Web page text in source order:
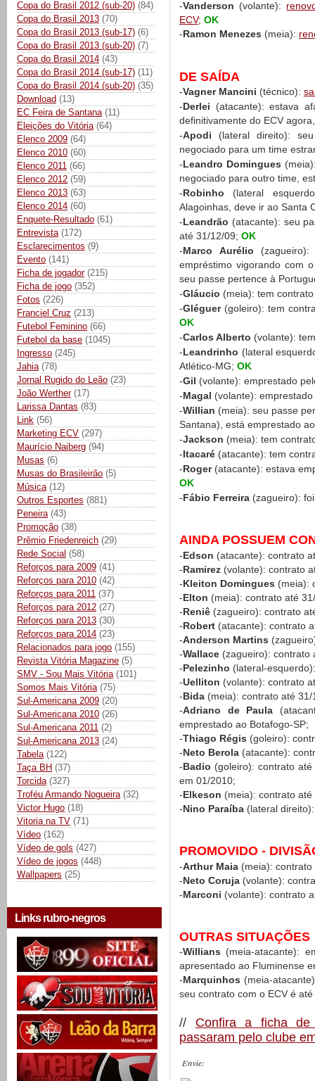
Copa do Brasil 2012 (sub-20) (84)
Copa do Brasil 2013 (70)
Copa do Brasil 2013 (sub-17) (6)
Copa do Brasil 2013 (sub-20) (7)
Copa do Brasil 2014 (43)
Copa do Brasil 2014 (sub-17) (11)
Copa do Brasil 2014 (sub-20) (35)
Download (13)
EC Feira de Santana (11)
Eleições do Vitória (64)
Elenco 2009 (64)
Elenco 2010 (60)
Elenco 2011 (66)
Elenco 2012 (59)
Elenco 2013 (63)
Elenco 2014 (60)
Enquete-Resultado (61)
Entrevista (172)
Esclarecimentos (9)
Evento (141)
Ficha de jogador (215)
Ficha de jogo (352)
Fotos (226)
Franciel Cruz (213)
Futebol Feminino (66)
Futebol da base (1045)
Ingresso (245)
Jahia (78)
Jornal Rugido do Leão (23)
João Werther (17)
Larissa Dantas (83)
Link (56)
Marketing ECV (297)
Maurício Naiberg (94)
Musas (6)
Musas do Brasileirão (5)
Música (12)
Outros Esportes (881)
Peneira (43)
Promoção (38)
Prêmio Friedenreich (29)
Rede Social (58)
Reforços para 2009 (41)
Reforços para 2010 (42)
Reforços para 2011 (37)
Reforços para 2012 (27)
Reforços para 2013 (30)
Reforços para 2014 (23)
Relacionados para jogo (155)
Revista Vitória Magazine (5)
SMV - Sou Mais Vitória (101)
Somos Mais Vitória (75)
Sul-Americana 2009 (20)
Sul-Americana 2010 (26)
Sul-Americana 2011 (2)
Sul-Americana 2013 (24)
Tabela (122)
Taça BH (37)
Torcida (327)
Troféu Armando Nogueira (32)
Victor Hugo (18)
Vitoria na TV (71)
Vídeo (162)
Vídeo de gols (427)
Vídeo de jogos (448)
Wallpapers (25)
Links rubro-negros
-Vanderson (volante):
ECV; OK
-Ramon Menezes (meia):
DE SAÍDA
-Vagner Mancini (técnico):
-Derlei (atacante): estava
definitivamente do ECV
-Apodi (lateral direito):
negociado para um time
-Leandro Domingues
negociado para outro time,
-Robinho (lateral
Alagoinhas, deve ir ao Santa
-Leandrão (atacante): seu
até 31/12/09; OK
-Marco Aurélio
empréstimo vigorando com
seu passe pertence à
-Gláucio (meia): tem
-Gléguer(goleiro): tem
OK
-Carlos Alberto (volante):
-Leandrinho (lateral
Atlético-MG; OK
-Gil (volante): emprestado
-Magal (volante):
-Willian (meia): seu passe
Santana), está emprestado
-Jackson (meia): tem
-Itacaré (atacante): tem
-Roger(atacante): estava
OK
-Fábio Ferreira (zagueiro):
AINDA POSSUEM
-Edson (atacante): contrato
-Ramirez (volante): contrato
-Kleiton Domingues (meia):
-Elton (meia): contrato até
-Reniê (zagueiro): contrato
-Robert (atacante): contrato
-Anderson Martins
-Wallace (zagueiro): contrato
-Pelezinho (lateral-
-Uelliton (volante): contrato
-Bida (meia): contrato até 31/
-Adriano de Paula
emprestado ao Botafogo-SP;
-Thiago Régis (goleiro):
-Neto Berola (atacante):
-Badio (goleiro): contrato
em 01/2010;
-Elkeson (meia): contrato
-Nino Paraíba (lateral
PROMOVIDO -
-Arthur Maia (meia):
-Neto Coruja (volante):
-Marconi (volante): contrato
OUTRAS SITUAÇÕES
-Willians (meia-atacante):
apresentado ao Fluminense
-Marquinhos (meia-
seu contrato com o ECV é
// Confira a ficha
passaram pelo clube
Envie: